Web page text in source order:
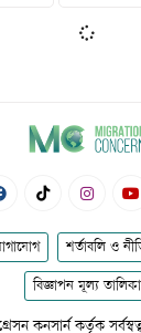
শর্তাবলি ও
বিজ্ঞাপন মূল্য তালিকা
কনসার্ন কর্তৃক